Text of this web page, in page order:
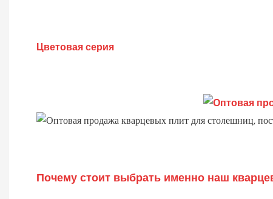
Цветовая серия
Почему стоит выбрать именно наш